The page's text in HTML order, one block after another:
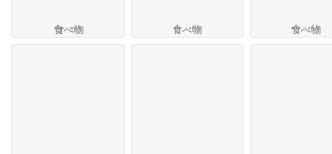
食べ物 食べ物 食べ物